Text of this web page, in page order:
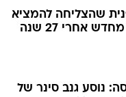
שהצליחה להמציא
אחרי 27 שנה
נוסע גנב סינר של